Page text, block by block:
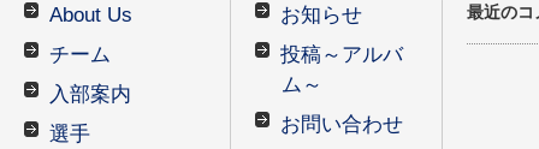
About Us
チーム
入部案内
選手
お知らせ
投稿～アルバ
ム～
お問い合わせ
最近のコ